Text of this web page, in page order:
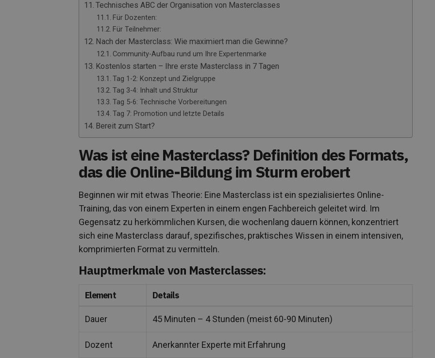
Technisches ABC der Organisation von Masterclasses
Für Dozenten:
Für Teilnehmer:
Nach der Masterclass: Wie maximiert man die Gewinne?
Community-Aufbau rund um Ihre Expertenmarke
Kostenlos starten – Ihre erste Masterclass in 7 Tagen
Tag 1-2: Konzept und Zielgruppe
Tag 3-4: Inhalt und Struktur
Tag 5-6: Technische Vorbereitungen
Tag 7: Promotion und letzte Details
Bereit zum Start?
Was ist eine Masterclass? Definition des Formats,
das die Online-Bildung im Sturm erobert
Beginnen wir mit etwas Theorie: Eine Masterclass ist ein spezialisiertes Online-
Training, das von einem Experten in einem engen Fachbereich geleitet wird. Im
Gegensatz zu herkömmlichen Kursen, die wochenlang dauern können, konzentriert
sich eine Masterclass darauf, spezifisches, praktisches Wissen in einem intensiven,
komprimierten Format zu vermitteln.
Hauptmerkmale von Masterclasses:
Element Details
Dauer 45 Minuten – 4 Stunden (meist 60-90 Minuten)
Dozent Anerkannter Experte mit Erfahrung